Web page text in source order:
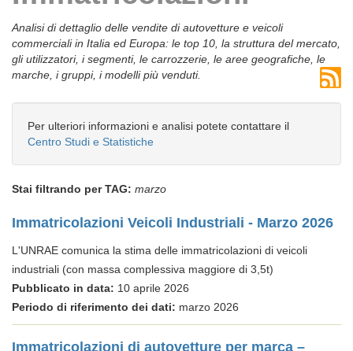
Analisi di dettaglio delle vendite di autovetture e veicoli
commerciali in Italia ed Europa: le top 10, la struttura del mercato,
gli utilizzatori, i segmenti, le carrozzerie, le aree geografiche, le
marche, i gruppi, i modelli più venduti.
Per ulteriori informazioni e analisi potete contattare il
Centro Studi e Statistiche
Stai filtrando per TAG: marzo
Immatricolazioni Veicoli Industriali - Marzo 2026
L'UNRAE comunica la stima delle immatricolazioni di veicoli
industriali (con massa complessiva maggiore di 3,5t)
Pubblicato in data: 10 aprile 2026
Periodo di riferimento dei dati: marzo 2026
Immatricolazioni di autovetture per marca –